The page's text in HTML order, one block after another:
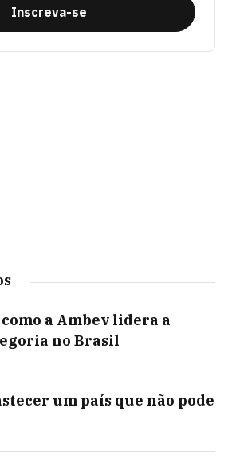
Inscreva-se
a Ambev lidera a
no Brasil
um país que não pode